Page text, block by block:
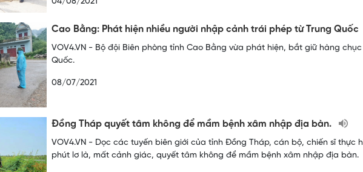
Cao Bằng: Phát hiện nhiều người nhập cảnh trái phép từ Trung Quốc
VOV4.VN - Bộ đội Biên phòng tỉnh Cao Bằng vừa phát hiện, bắt giữ hàng
Quốc.
08/07/2021
Đồng Tháp quyết tâm không để mầm bệnh xâm nhập địa bàn.
VOV4.VN - Dọc các tuyến biên giới của tỉnh Đồng Tháp, cán bộ, chiến sĩ thực
phút lơ là, mất cảnh giác, quyết tâm không để mầm bệnh xâm nhập địa bàn.